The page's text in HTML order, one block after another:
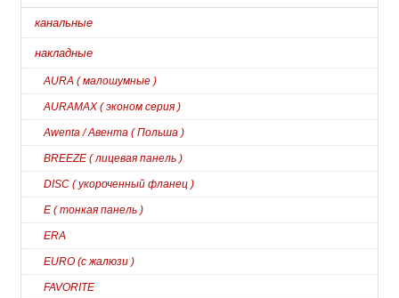
канальные
накладные
AURA ( малошумные )
AURAMAX ( эконом серия )
Awenta / Авента ( Польша )
BREEZE ( лицевая панель )
DISC ( укороченный фланец )
E ( тонкая панель )
ERA
EURO (с жалюзи )
FAVORITE